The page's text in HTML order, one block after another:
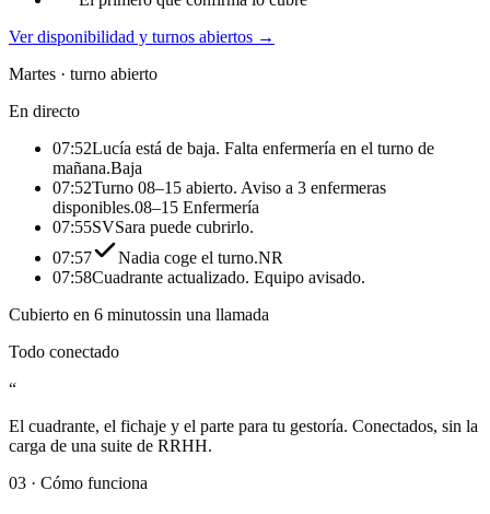
Ver disponibilidad y turnos abiertos →
Martes · turno abierto
En directo
07:52Lucía está de baja. Falta enfermería en el turno de
mañana.Baja
07:52Turno 08–15 abierto. Aviso a 3 enfermeras
disponibles.08–15 Enfermería
07:55SVSara puede cubrirlo.
07:57
Nadia coge el turno.NR
07:58Cuadrante actualizado. Equipo avisado.
Cubierto en 6 minutossin una llamada
Todo conectado
“
El cuadrante, el fichaje y el parte para tu gestoría. Conectados, sin la
carga de una suite de RRHH.
03 · Cómo funciona